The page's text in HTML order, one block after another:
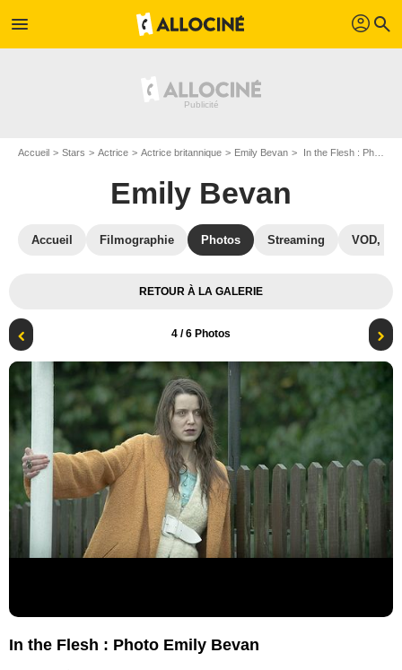
menu profil search
Accueil Stars Actrice Actrice britannique Emily Bevan In the Flesh : Photo Emily Bevan
Emily Bevan
Accueil Filmographie Photos Streaming VOD,
RETOUR À LA GALERIE
4 / 6 Photos
In the Flesh : Photo Emily Bevan